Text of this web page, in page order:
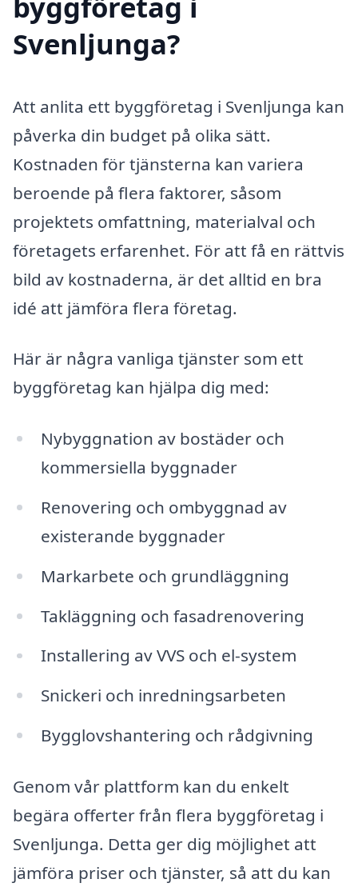
Svenljunga?
Att anlita ett byggföretag i Svenljunga kan
påverka din budget på olika sätt.
Kostnaden för tjänsterna kan variera
beroende på flera faktorer, såsom
projektets omfattning, materialval och
företagets erfarenhet. För att få en rättvis
bild av kostnaderna, är det alltid en bra
idé att jämföra flera företag.
Här är några vanliga tjänster som ett
byggföretag kan hjälpa dig med:
Nybyggnation av bostäder och
kommersiella byggnader
Renovering och ombyggnad av
existerande byggnader
Markarbete och grundläggning
Takläggning och fasadrenovering
Installering av VVS och el-system
Snickeri och inredningsarbeten
Bygglovshantering och rådgivning
Genom vår plattform kan du enkelt
begära offerter från flera byggföretag i
Svenljunga. Detta ger dig möjlighet att
jämföra priser och tjänster, så att du kan